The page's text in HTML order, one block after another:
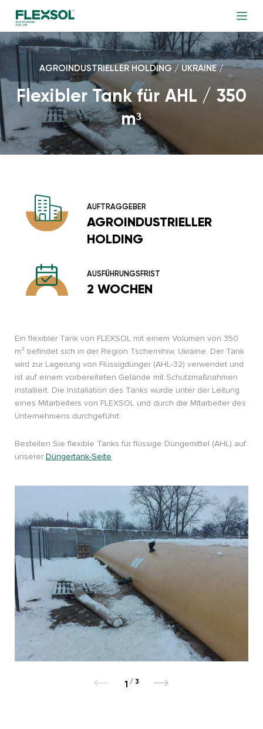
AGROINDUSTRIELLER HOLDING / UKRAINE /
Flexibler Tank für AHL / 350
m³
AUFTRAGGEBER
AGROINDUSTRIELLER
HOLDING
AUSFÜHRUNGSFRIST
2 WOCHEN
Ein flexibler Tank von FLEXSOL mit einem Volumen von 350
m³ befindet sich in der Region Tschernihiw, Ukraine. Der Tank
wird zur Lagerung von Flüssigdünger (AHL-32) verwendet und
ist auf einem vorbereiteten Gelände mit Schutzmaßnahmen
installiert. Die Installation des Tanks wurde unter der Leitung
eines Mitarbeiters von FLEXSOL und durch die Mitarbeiter des
Unternehmens durchgeführt.
Bestellen Sie flexible Tanks für flüssige Düngemittel (AHL) auf
unsererDüngertank-Seite.
1 / 3